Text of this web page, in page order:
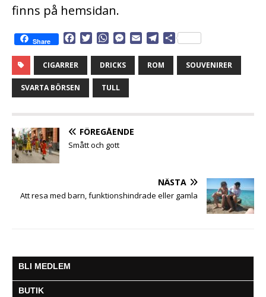
finns på hemsidan.
Share
c
e
b
o
t
e
W
a
t
s
A
M
s
s
n
r
i
l
e
D
a
CIGARRER DRICKS ROM SOUVENIRER
SVARTA BÖRSEN TULL
FÖREGÅENDE
Smått och gott
NÄSTA
Att resa med barn, funktionshindrade eller gamla
BLI MEDLEM
BUTIK